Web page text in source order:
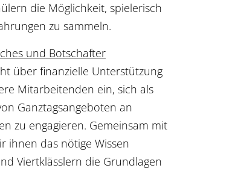
die Möglichkeit, spielerisch
zu sammeln.
und Botschafter
über finanzielle Unterstützung
Mitarbeitenden ein, sich als
Ganztagsangeboten an
zu engagieren. Gemeinsam mit
ihnen das nötige Wissen
Viertklässlern die Grundlagen